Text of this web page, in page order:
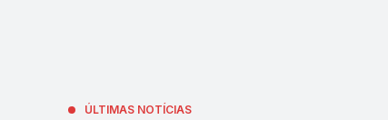
ÚLTIMAS NOTÍCIAS